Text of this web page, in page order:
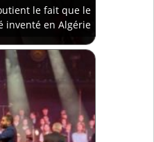
le fait que le
inventé en Algérie